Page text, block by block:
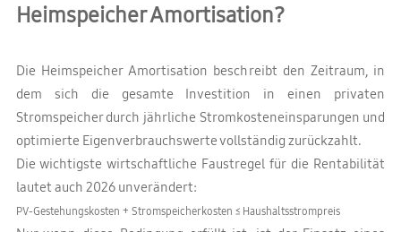
Heimspeicher Amortisation?
Die Heimspeicher Amortisation beschreibt den Zeitraum, in
dem sich die gesamte Investition in einen privaten
Stromspeicher durch jährliche Stromkosteneinsparungen und
optimierte Eigenverbrauchswerte vollständig zurückzahlt.
Die wichtigste wirtschaftliche Faustregel für die Rentabilität
lautet auch 2026 unverändert:
PV-Gestehungskosten + Stromspeicherkosten ≤ Haushaltsstrompreis